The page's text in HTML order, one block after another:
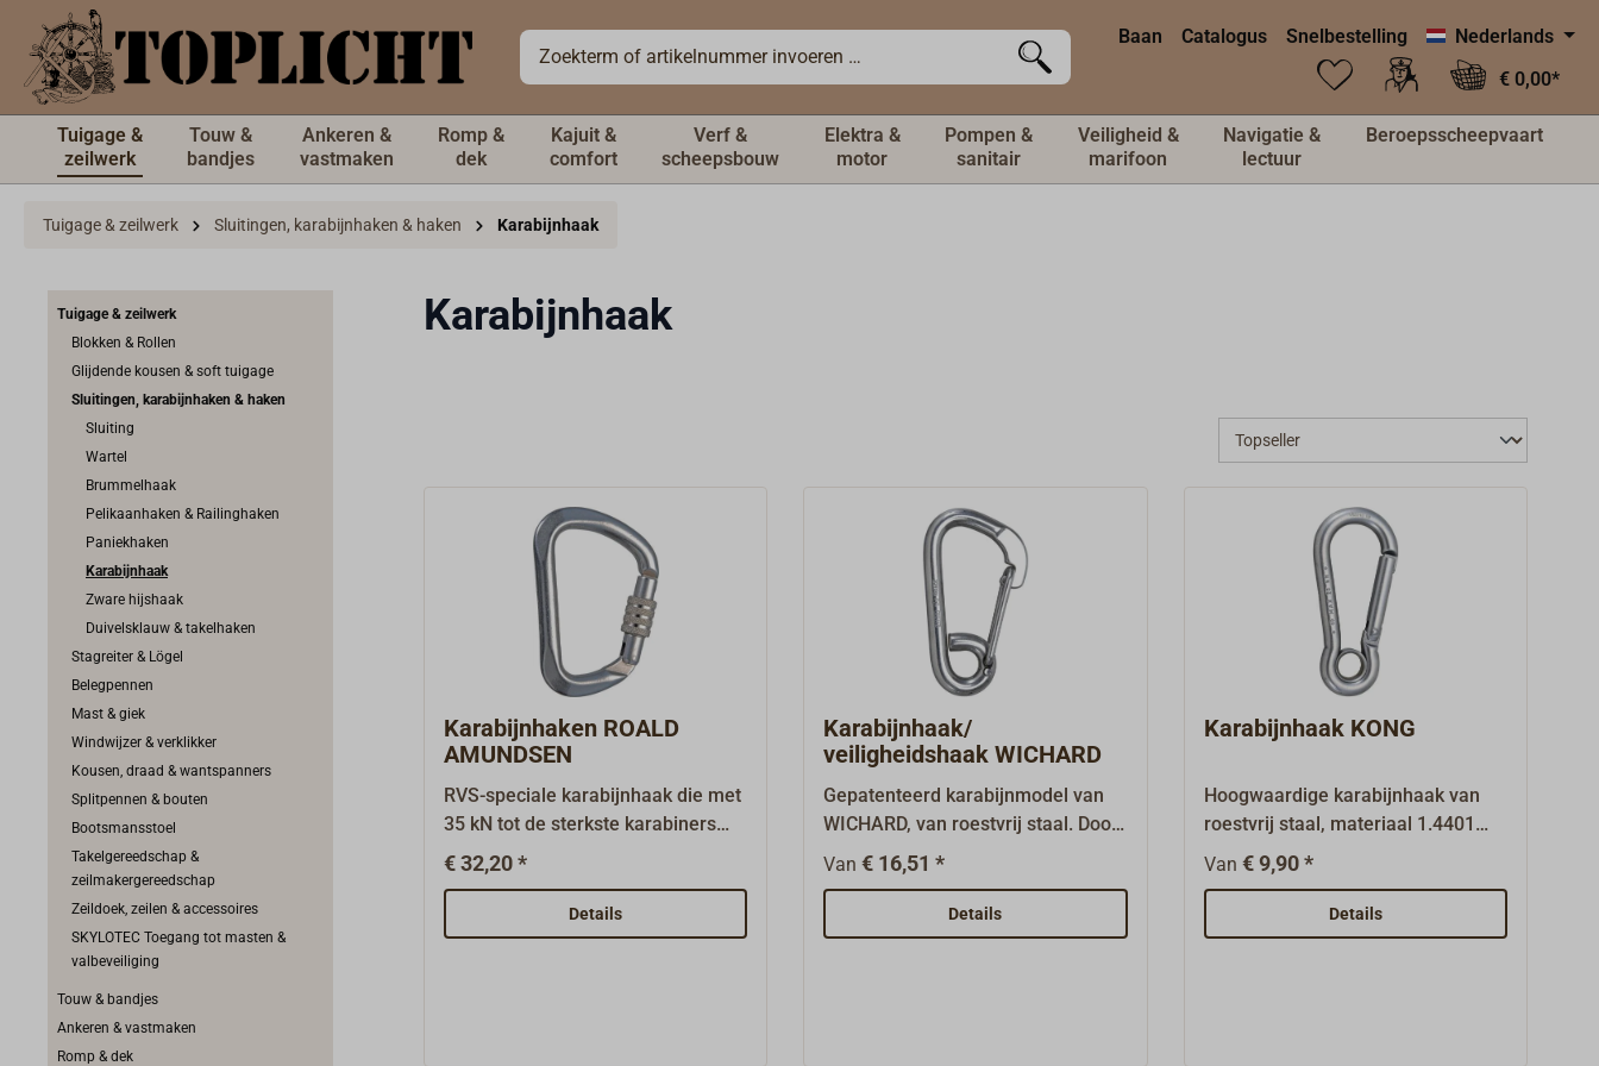
hoofdinhoud Baan Catalogus Snelbestelling
Nederlands
€ 0,00*
Tuigage &
zeilwerk
Touw &
bandjes
Ankeren &
vastmaken
Romp &
dek
Kajuit &
comfort
Verf &
scheepsbouw
Elektra &
motor
Pompen &
sanitair
Veiligheid &
marifoon
Navigatie &
lectuur
Beroepsscheepvaart
Tuigage & zeilwerk Sluitingen, karabijnhaken & haken Karabijnhaak
Tuigage & zeilwerk
Blokken & Rollen
Glijdende kousen & soft tuigage
Sluitingen, karabijnhaken & haken
Sluiting
Wartel
Brummelhaak
Pelikaanhaken & Railinghaken
Paniekhaken
Karabijnhaak
Zware hijshaak
Duivelsklauw & takelhaken
Stagreiter & Lögel
Belegpennen
Mast & giek
Windwijzer & verklikker
Kousen, draad & wantspanners
Splitpennen & bouten
Bootsmansstoel
Takelgereedschap &
zeilmakergereedschap
Zeildoek, zeilen & accessoires
SKYLOTEC Toegang tot masten &
valbeveiliging
Touw & bandjes
Ankeren & vastmaken
Romp & dek
Karabijnhaak
Karabijnhaken ROALD
AMUNDSEN
RVS-speciale karabijnhaak die met
35 kN tot de sterkste karabiners
behoort en volgens EN 362.04B is
goedgekeurd voor val
(hoofd)zekering.Vooral de grote
binnendiameter en de ruime
€ 32,20 *
Details
Karabijnhaak/
veiligheidshaak WICHARD
Gepatenteerd karabijnmodel van
WICHARD, van roestvrij staal. Door
de asymmetrische vorm ontstaat
een bijzonder hoge breukbelasting.
Zeer geschikt voor lifebelts, omdat
de haak geen scherpe randen
Van€ 16,51 *
Details
Karabijnhaak KONG
Hoogwaardige karabijnhaak van
roestvrij staal, materiaal 1.4401
(V4A).Met gesloten oog en niet-
haakende patentsluiting.
Van € 9,90 *
Details